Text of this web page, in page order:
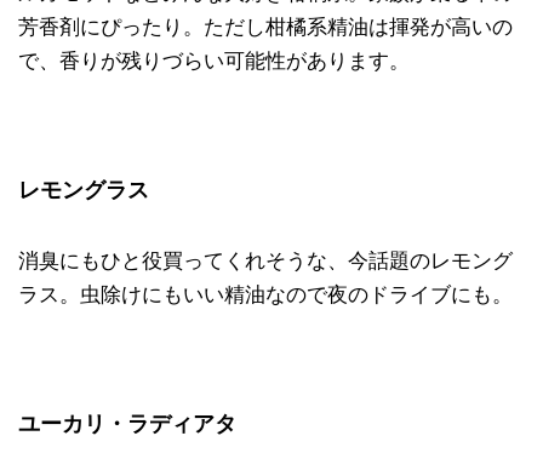
芳香剤にぴったり。ただし柑橘系精油は揮発が高いの
で、香りが残りづらい可能性があります。
レモングラス
消臭にもひと役買ってくれそうな、今話題のレモング
ラス。虫除けにもいい精油なので夜のドライブにも。
ユーカリ・ラディアタ